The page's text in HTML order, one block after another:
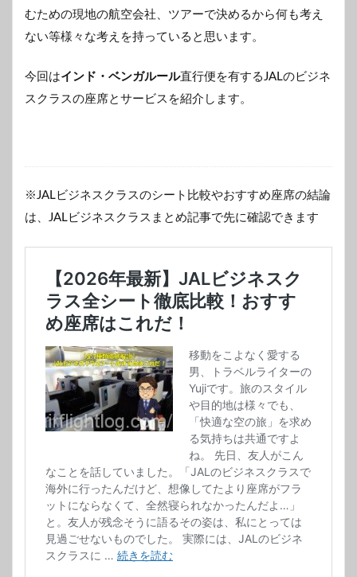
むための現地の航空会社、ツアーで決めるから何も考え
ない等様々な考えを持っていると思います。
今回はインド・ベンガルール直行便を有するJALのビジネ
スクラスの座席とサービスを紹介します。
※JALビジネスクラスのシート比較やおすすめ座席の結論
は、JALビジネスクラスまとめ記事で先に確認できます